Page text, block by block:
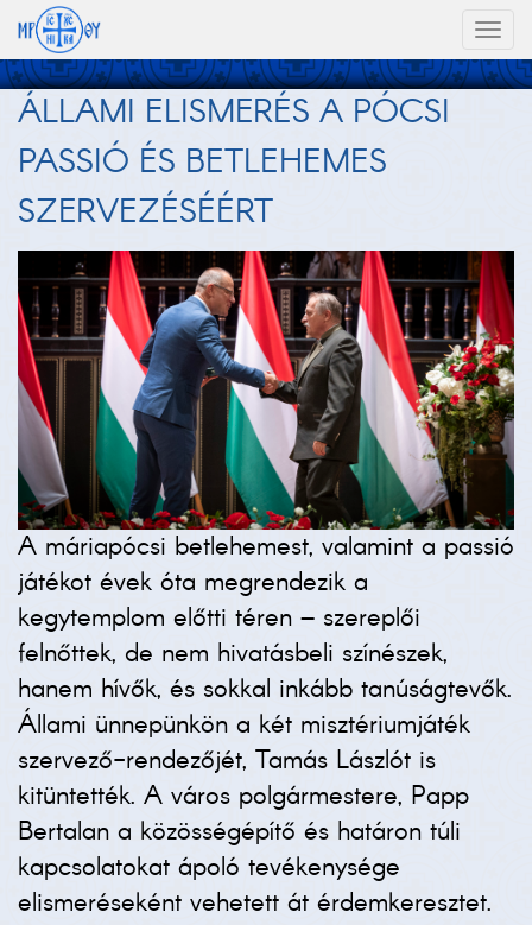
ÁLLAMI ELISMERÉS A PÓCSI
PASSIÓ ÉS BETLEHEMES
SZERVEZÉSÉÉRT
A máriapócsi betlehemest, valamint a passió
játékot évek óta megrendezik a
kegytemplom előtti téren – szereplői
felnőttek, de nem hivatásbeli színészek,
hanem hívők, és sokkal inkább tanúságtevők.
Állami ünnepünkön a két misztériumjáték
szervező-rendezőjét, Tamás Lászlót is
kitüntették. A város polgármestere, Papp
Bertalan a közösségépítő és határon túli
kapcsolatokat ápoló tevékenysége
elismeréseként vehetett át érdemkeresztet.